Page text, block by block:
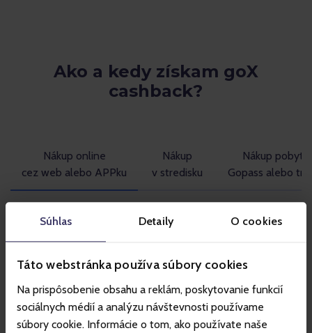
Súhlas Detaily O cookies
Táto webstránka používa súbory cookies
Na prispôsobenie obsahu a reklám, poskytovanie funkcií
sociálnych médií a analýzu návštevnosti používame
súbory cookie. Informácie o tom, ako používate naše
Ako a kedy získam goX
cashback?
Nákup online
cez web alebo APPku
Nákup
v stredisku
Nákup pobytu
Gopass alebo
Nákup online produktu cez web
alebo Gopass Applikáciu
deň podľa aktuálnej cashback úrovne, v ktorej sa
nachádzate. Prečo až na druhý deň po využití produktu?
Jednoducho preto, že stále chceme pre vás zachovať